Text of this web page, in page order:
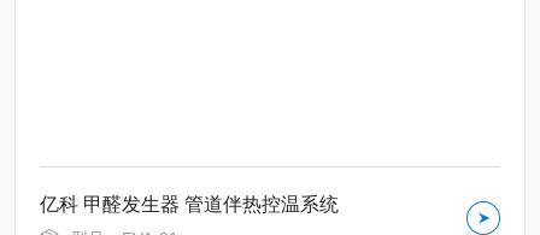
亿科 甲醛发生器 管道伴热控温系统